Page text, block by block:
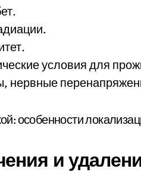
условия для
нервные
и